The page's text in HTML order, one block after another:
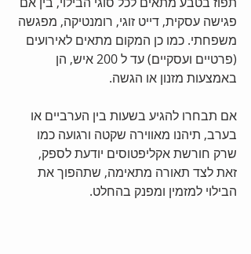
פגישה עסקית, דייט זוגי, רומנטיקה, מפגשה
משפחתי. כמו כן המקום מתאים לאירועים
(פרטיים ועסקיים) עד ל 200 איש, הן
באמצעות מזנון או הגשה.
אם תבחרו להגיע בשעות בין הערביים או
בערב, תיהנו מאווירה שקטה ורגועה כמו
שרק חורשת אקליפטוסים יודעת לספק,
זאת לצד תאורה מתאימה, שתהפוך את
הבילוי למזמין ומפנק בהחלט.